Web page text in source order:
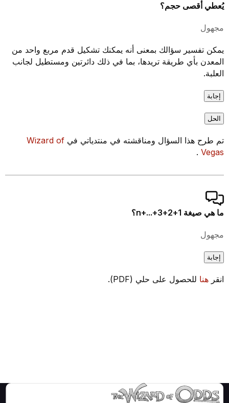
يُعطي أقصى حجم؟
مجهول
يمكن تفسير سؤالك بمعنى أنه يمكنك تشكيل قدم مربع واحد من
المعدن بأي طريقة تريدها، بما في ذلك دائرتين ومستطيل لجانب
العلبة.
إجابة
الحل
تم طرح هذا السؤال ومناقشته في منتدياتي في Wizard of
Vegas
.
ما هي صيغة 1+2+3+...+n؟
مجهول
إجابة
انقر هناللحصول على حلي (PDF).